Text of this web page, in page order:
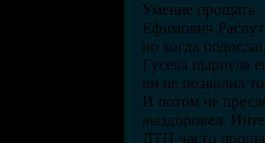
Умение прощать
Ефимович
но когда
Гусева пырнула
он не позволил
И потом не
выздоровел.
ДТП часто